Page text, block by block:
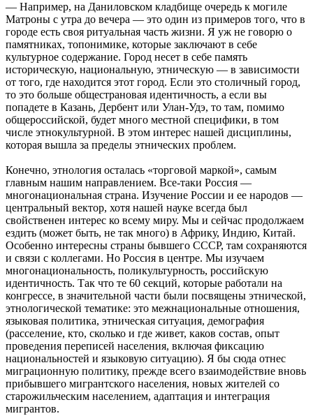
— Например, на Даниловском кладбище очередь к могиле
Матроны с утра до вечера — это один из примеров того, что в
городе есть своя ритуальная часть жизни. Я уж не говорю о
памятниках, топонимике, которые заключают в себе
культурное содержание. Город несет в себе память
историческую, национальную, этническую — в зависимости
от того, где находится этот город. Если это столичный город,
то это больше общестрановая идентичность, а если вы
попадете в Казань, Дербент или Улан-Удэ, то там, помимо
общероссийской, будет много местной специфики, в том
числе этнокультурной. В этом интерес нашей дисциплины,
которая вышла за пределы этнических проблем.
Конечно, этнология осталась «торговой маркой», самым
главным нашим направлением. Все-таки Россия —
многонациональная страна. Изучение России и ее народов —
центральный вектор, хотя нашей науке всегда был
свойственен интерес ко всему миру. Мы и сейчас продолжаем
ездить (может быть, не так много) в Африку, Индию, Китай.
Особенно интересны страны бывшего СССР, там сохраняются
и связи с коллегами. Но Россия в центре. Мы изучаем
многонациональность, поликультурность, российскую
идентичность. Так что те 60 секций, которые работали на
конгрессе, в значительной части были посвящены этнической,
этнологической тематике: это межнациональные отношения,
языковая политика, этническая ситуация, демография
(расселение, кто, сколько и где живет, каков состав, опыт
проведения переписей населения, включая фиксацию
национальностей и языковую ситуацию). Я бы сюда отнес
миграционную политику, прежде всего взаимодействие вновь
прибывшего мигрантского населения, новых жителей со
старожильческим населением, адаптация и интеграция
мигрантов.